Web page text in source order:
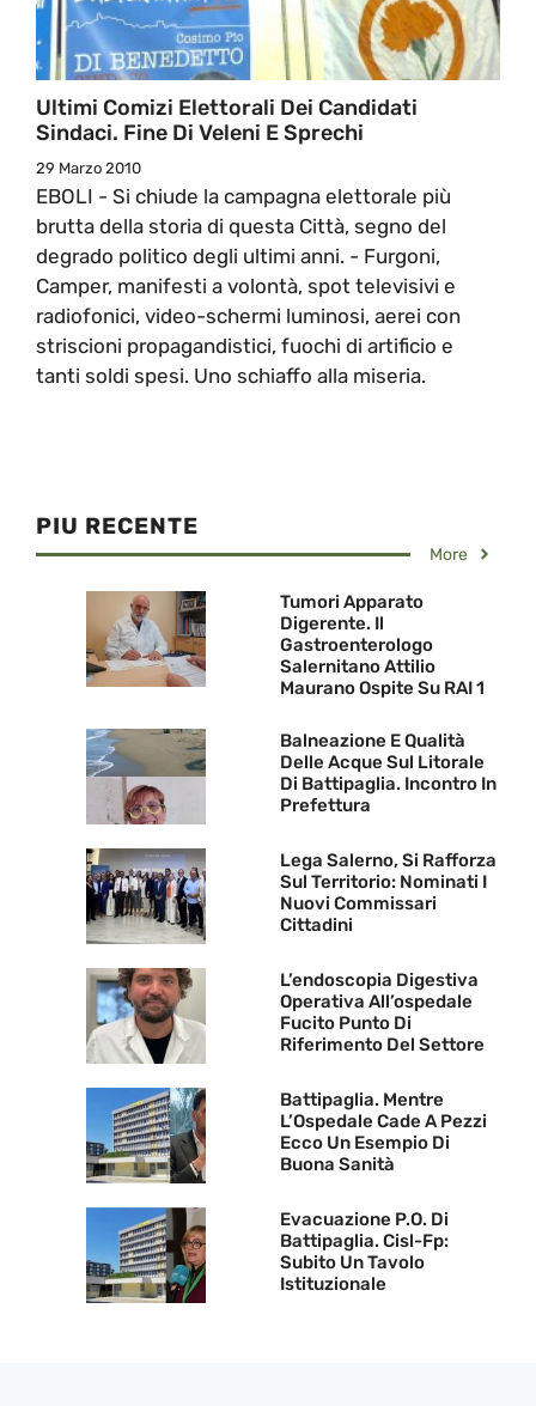
Ultimi Comizi Elettorali Dei Candidati
Sindaci. Fine Di Veleni E Sprechi
29 Marzo 2010
EBOLI - Si chiude la campagna elettorale più
brutta della storia di questa Città, segno del
degrado politico degli ultimi anni. - Furgoni,
Camper, manifesti a volontà, spot televisivi e
radiofonici, video-schermi luminosi, aerei con
striscioni propagandistici, fuochi di artificio e
tanti soldi spesi. Uno schiaffo alla miseria.
PIU RECENTE
More
Tumori Apparato
Digerente. Il
Gastroenterologo
Salernitano Attilio
Maurano Ospite Su RAI 1
Balneazione E Qualità
Delle Acque Sul Litorale
Di Battipaglia. Incontro In
Prefettura
Lega Salerno, Si Rafforza
Sul Territorio: Nominati I
Nuovi Commissari
Cittadini
L’endoscopia Digestiva
Operativa All’ospedale
Fucito Punto Di
Riferimento Del Settore
Battipaglia. Mentre
L’Ospedale Cade A Pezzi
Ecco Un Esempio Di
Buona Sanità
Evacuazione P.O. Di
Battipaglia. Cisl-Fp:
Subito Un Tavolo
Istituzionale